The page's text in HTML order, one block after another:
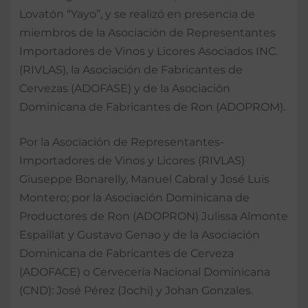
Lovatón “Yayo”, y se realizó en presencia de
miembros de la Asociación de Representantes
Importadores de Vinos y Licores Asociados INC.
(RIVLAS), la Asociación de Fabricantes de
Cervezas (ADOFASE) y de la Asociación
Dominicana de Fabricantes de Ron (ADOPROM).
Por la Asociación de Representantes-
Importadores de Vinos y Licores (RIVLAS)
Giuseppe Bonarelly, Manuel Cabral y José Luis
Montero; por la Asociación Dominicana de
Productores de Ron (ADOPRON) Julissa Almonte
Espaillat y Gustavo Genao y de la Asociación
Dominicana de Fabricantes de Cerveza
(ADOFACE) o Cervecería Nacional Dominicana
(CND): José Pérez (Jochi) y Johan Gonzales.